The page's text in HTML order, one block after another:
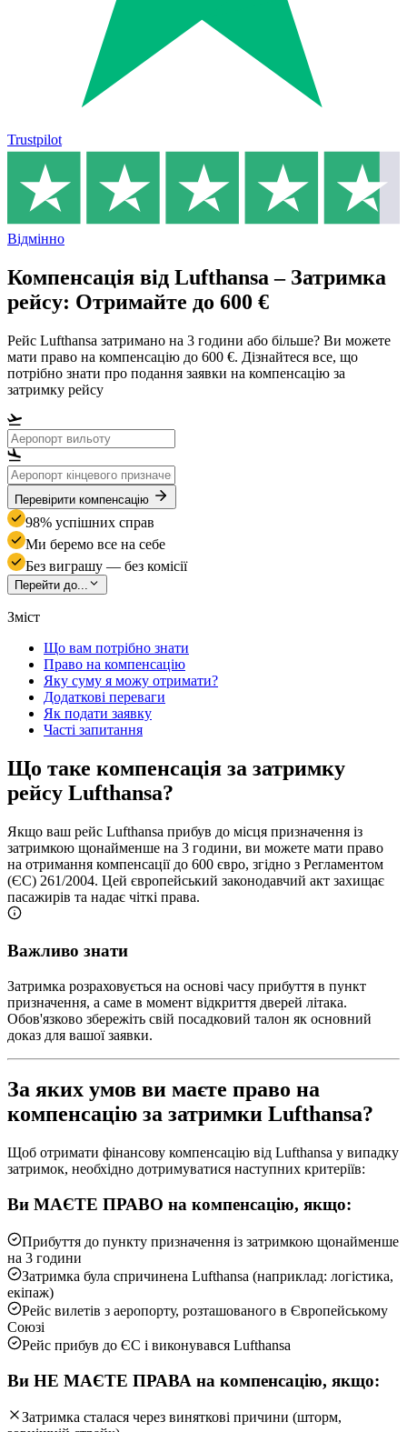
Trustpilot
Відмінно
Компенсація від Lufthansa – Затримка
рейсу: Отримайте до 600 €
Рейс Lufthansa затримано на 3 години або більше? Ви можете
мати право на компенсацію до 600 €. Дізнайтеся все, що
потрібно знати про подання заявки на компенсацію за
затримку рейсу
Перевірити компенсацію
98% успішних справ
Ми беремо все на себе
Без виграшу — без комісії
Перейти до...
Зміст
Що вам потрібно знати
Право на компенсацію
Яку суму я можу отримати?
Додаткові переваги
Як подати заявку
Часті запитання
Що таке компенсація за затримку
рейсу Lufthansa?
Якщо ваш рейс Lufthansa прибув до місця призначення із
затримкою щонайменше на 3 години, ви можете мати право
на отримання компенсації до 600 євро, згідно з Регламентом
(ЄС) 261/2004. Цей європейський законодавчий акт захищає
пасажирів та надає чіткі права.
Важливо знати
Затримка розраховується на основі часу прибуття в пункт
призначення, а саме в момент відкриття дверей літака.
Обов'язково збережіть свій посадковий талон як основний
доказ для вашої заявки.
За яких умов ви маєте право на
компенсацію за затримки Lufthansa?
Щоб отримати фінансову компенсацію від Lufthansa у випадку
затримок, необхідно дотримуватися наступних критеріїв:
Ви МАЄТЕ ПРАВО на компенсацію, якщо:
Прибуття до пункту призначення із затримкою щонайменше
на 3 години
Затримка була спричинена Lufthansa (наприклад: логістика,
екіпаж)
Рейс вилетів з аеропорту, розташованого в Європейському
Союзі
Рейс прибув до ЄС і виконувався Lufthansa
Ви НЕ МАЄТЕ ПРАВА на компенсацію, якщо:
Затримка сталася через виняткові причини (шторм,